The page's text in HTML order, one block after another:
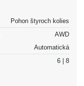
Pohon štyroch kolies
AWD
Automatická
6 | 8